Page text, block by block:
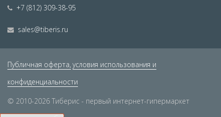
+7 (812) 309-38-95
sales@tiberis.ru
Публичная оферта, условия использования и
конфиденциальности
© 2010-2026 Тиберис - первый интернет-гипермаркет